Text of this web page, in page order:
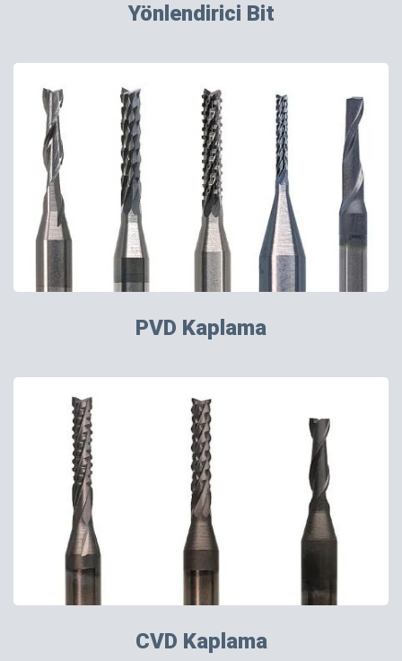
Yönlendirici Bit
PVD Kaplama
CVD Kaplama